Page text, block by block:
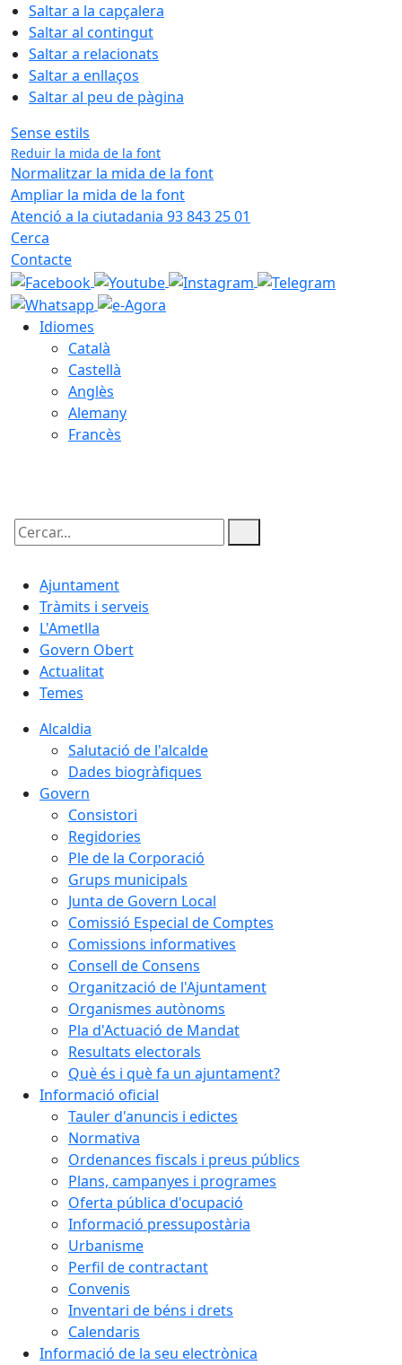
Saltar a la capçalera
Saltar al contingut
Saltar a relacionats
Saltar a enllaços
Saltar al peu de pàgina
Sense estils
Reduir la mida de la font
Normalitzar la mida de la font
Ampliar la mida de la font
Atenció a la ciutadania 93 843 25 01
Cerca
Contacte
Idiomes
Català
Castellà
Anglès
Alemany
Francès
Cercar:
Ajuntament
Tràmits i serveis
L'Ametlla
Govern Obert
Actualitat
Temes
Alcaldia
Salutació de l'alcalde
Dades biogràfiques
Govern
Consistori
Regidories
Ple de la Corporació
Grups municipals
Junta de Govern Local
Comissió Especial de Comptes
Comissions informatives
Consell de Consens
Organització de l'Ajuntament
Organismes autònoms
Pla d'Actuació de Mandat
Resultats electorals
Què és i què fa un ajuntament?
Informació oficial
Tauler d'anuncis i edictes
Normativa
Ordenances fiscals i preus públics
Plans, campanyes i programes
Oferta pública d'ocupació
Informació pressupostària
Urbanisme
Perfil de contractant
Convenis
Inventari de béns i drets
Calendaris
Informació de la seu electrònica